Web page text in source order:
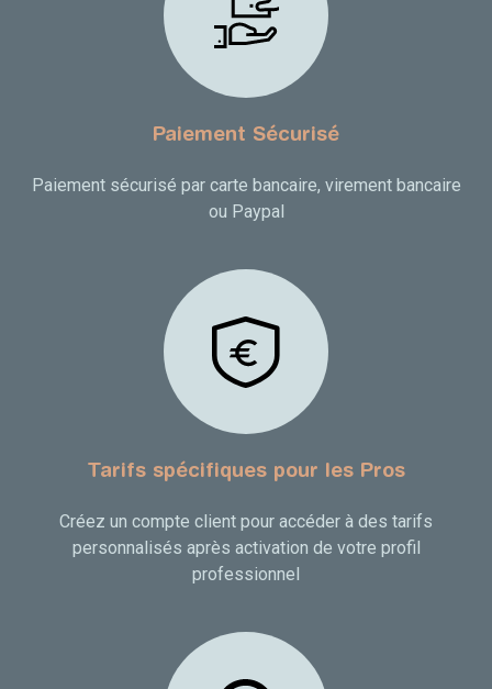
Paiement Sécurisé
Paiement sécurisé par carte bancaire, virement bancaire
ou Paypal
Tarifs spécifiques pour les Pros
Créez un compte client pour accéder à des tarifs
personnalisés après activation de votre profil
professionnel